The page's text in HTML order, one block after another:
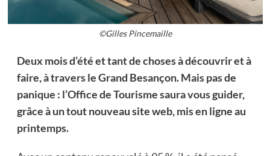
©Gilles Pincemaille
Deux mois d’été et tant de choses à découvrir et à
faire, à travers le Grand Besançon. Mais pas de
panique : l’Office de Tourisme saura vous guider,
grâce à un tout nouveau site web, mis en ligne au
printemps.